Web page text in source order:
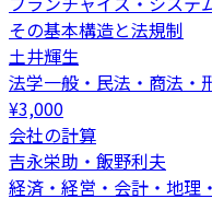
その基本構造と法規制
土井輝生
法学一般・民法・商法・
¥3,000
会社の計算
吉永栄助・飯野利夫
経済・経営・会計・地理